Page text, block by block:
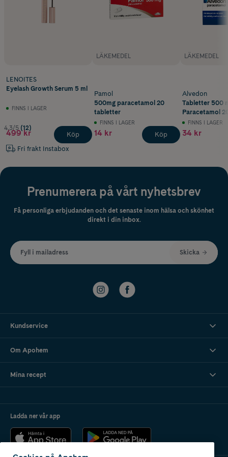
LENOITES
Eyelash Growth Serum 5 ml
FINNS I LAGER
4.3/5 (12)
499 kr
Fri frakt Instabox
Köp
LÄKEMEDEL
Pamol
500mg paracetamol 20
tabletter
FINNS I LAGER
14 kr Köp
LÄKEMEDEL
Alvedon
Tabletter 500
Paracetamol
FINNS I LAGER
34 kr
Prenumerera på vårt nyhetsbrev
Få personliga erbjudanden och det senaste inom hälsa och skönhet
direkt i din inbox.
Fyll i mailadress Skicka
Kundservice
Om Apohem
Mina recept
Ladda ner vår app